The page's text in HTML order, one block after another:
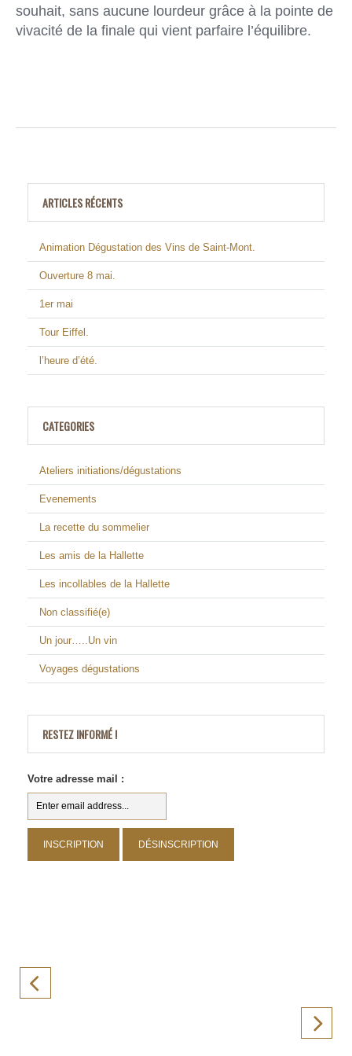
souhait, sans aucune lourdeur grâce à la pointe de
vivacité de la finale qui vient parfaire l’équilibre.
ARTICLES RÉCENTS
Animation Dégustation des Vins de Saint-Mont.
Ouverture 8 mai.
1er mai
Tour Eiffel.
l’heure d’été.
CATEGORIES
Ateliers initiations/dégustations
Evenements
La recette du sommelier
Les amis de la Hallette
Les incollables de la Hallette
Non classifié(e)
Un jour…..Un vin
Voyages dégustations
RESTEZ INFORMÉ !
Votre adresse mail :